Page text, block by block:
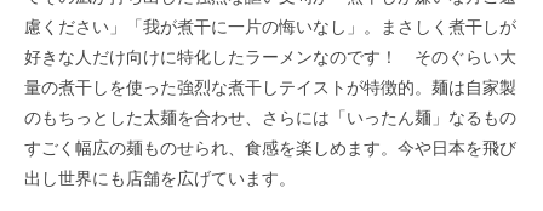
慮ください」「我が煮干に一片の悔いなし」。まさしく煮干しが
好きな人だけ向けに特化したラーメンなのです！ そのぐらい大
量の煮干しを使った強烈な煮干しテイストが特徴的。麺は自家製
のもちっとした太麺を合わせ、さらには「いったん麺」なるもの
すごく幅広の麺ものせられ、食感を楽しめます。今や日本を飛び
出し世界にも店舗を広げています。